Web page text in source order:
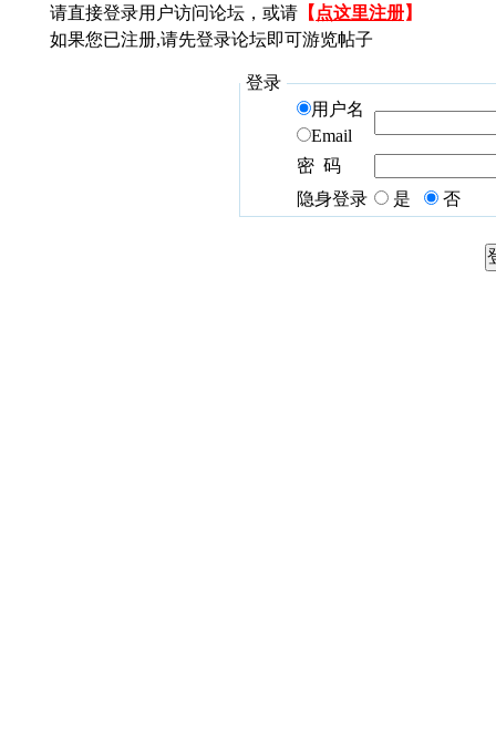
请直接登录用户访问论坛，或请 【 点这里注册】
如果您已注册,请先登录论坛即可游览帖子
登录
用户名
Email
密 码
隐身登录
是 否